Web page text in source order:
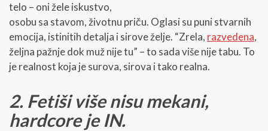
telo – oni žele iskustvo,
osobu sa stavom, životnu priču. Oglasi su puni stvarnih
emocija, istinitih detalja i sirove želje. “Zrela, razvedena,
željna pažnje dok muž nije tu” – to sada više nije tabu. To
je realnost koja je surova, sirova i tako realna.
2. Fetiši više nisu mekani,
hardcore je IN.